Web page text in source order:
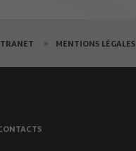
MENTIONS LÉGALES